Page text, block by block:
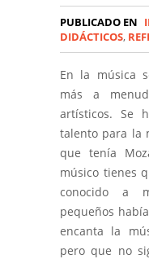
PUBLICADO EN
DIDÁCTICOS,
En la música
más a
artísticos. Se
talento para la
que tenía
músico tienes
conocido a
pequeños
encanta la
pero que no